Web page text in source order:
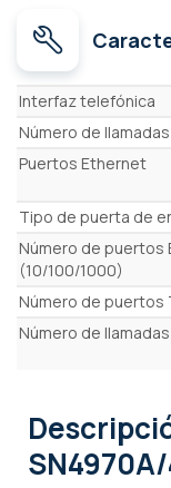
Características
Interfaz telefónica
Número de
Puertos Ethernet
Tipo de puerta de
Número de puertos
(10/100/1000)
Número de puertos
Número de